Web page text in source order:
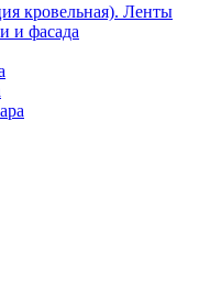
кровельная). Ленты
и фасада